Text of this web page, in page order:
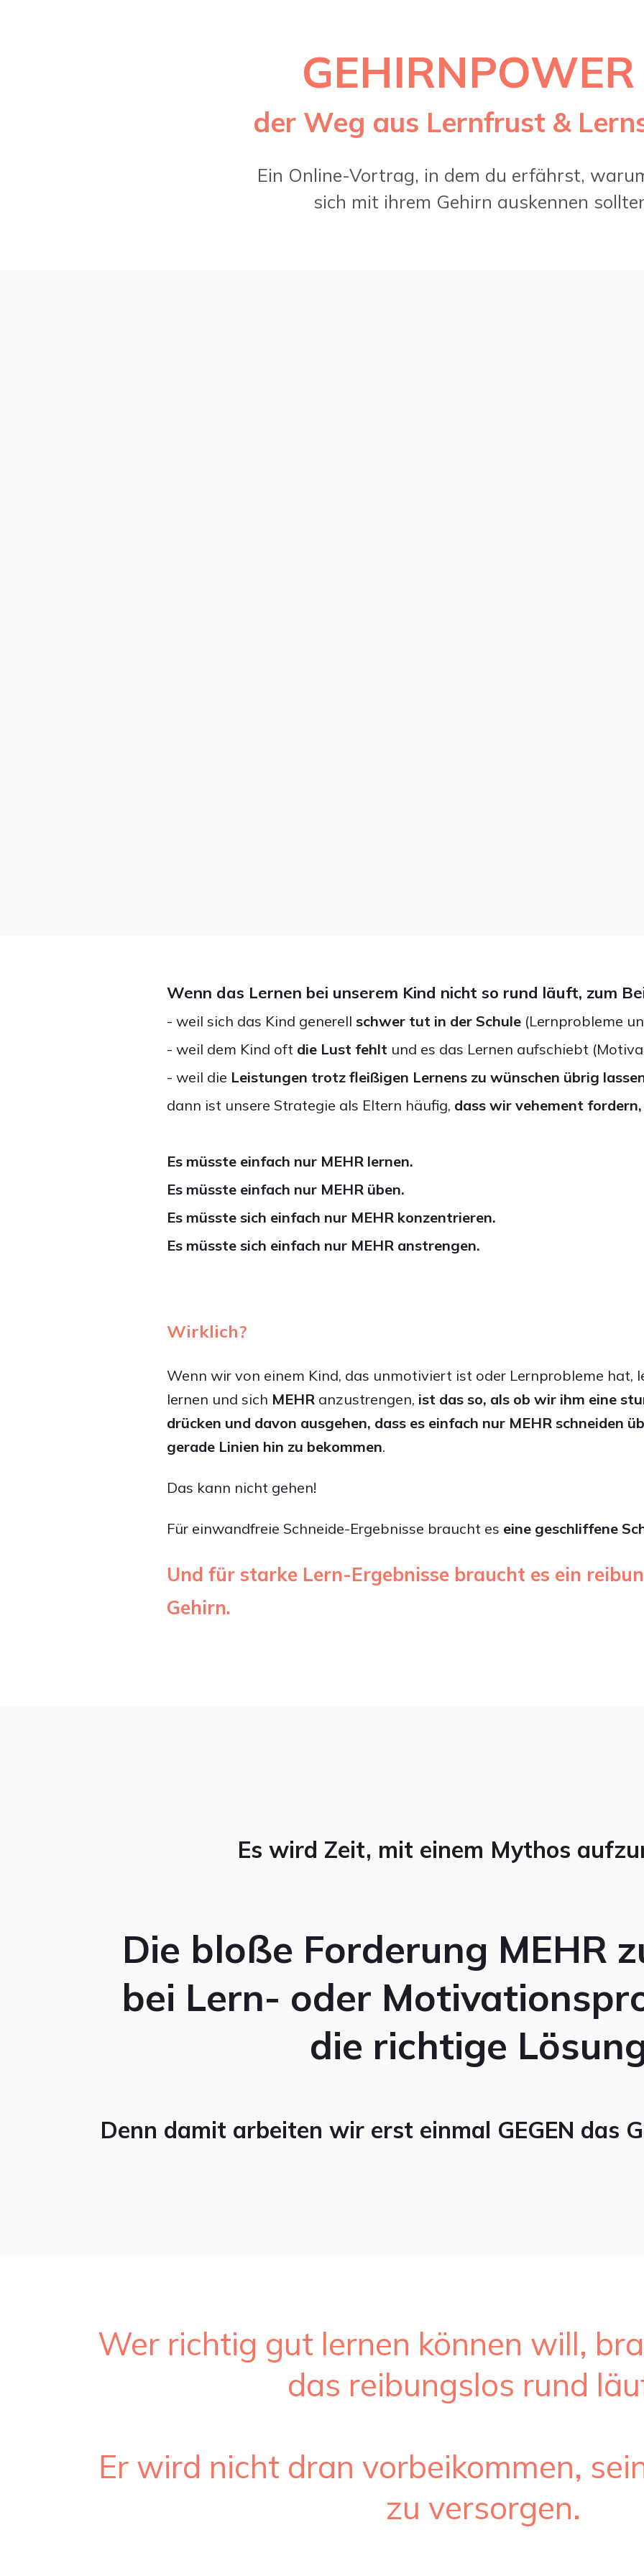
der Weg aus Lernfrust &
Ein Online-Vortrag, in dem du erfährst,
sich mit ihrem Gehirn auskennen
Wenn das Lernen bei unserem Kind nicht so rund läuft, zum
- weil sich das Kind generell schwer tut in der Schule (Lernprobleme
- weil dem Kind oft die Lust fehlt und es das Lernen aufschiebt
- weil die Leistungen trotz fleißigen Lernens zu wünschen übrig
dann ist unsere Strategie als Eltern häufig, dass wir vehement fordern,
Es müsste einfach nur MEHR lernen.
Es müsste einfach nur MEHR üben.
Es müsste sich einfach nur MEHR konzentrieren.
Es müsste sich einfach nur MEHR anstrengen.
Wirklich?
Wenn wir von einem Kind, das unmotiviert ist oder Lernprobleme hat,
lernen und sich MEHR anzustrengen, ist das so, als ob wir ihm eine
drücken und davon ausgehen, dass es einfach nur MEHR schneiden
gerade Linien hin zu bekommen.
Das kann nicht gehen!
Für einwandfreie Schneide-Ergebnisse braucht es eine geschliffene
Und für starke Lern-Ergebnisse braucht es ein
Gehirn.
Es wird Zeit, mit einem Mythos
Die bloße Forderung MEHR
bei Lern- oder
die richtige
Denn damit arbeiten wir erst einmal GEGEN das
Wer richtig gut lernen können will,
das reibungslos rund
Er wird nicht dran vorbeikommen,
zu versorgen.